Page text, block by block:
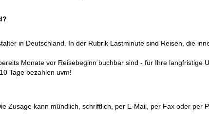
in Deutschland. In der Rubrik Lastminute sind Reisen, die
Monate vor Reisebeginn buchbar sind - für Ihre langfristige
Tage bezahlen uvm!
Zusage kann mündlich, schriftlich, per E-Mail, per Fax oder per